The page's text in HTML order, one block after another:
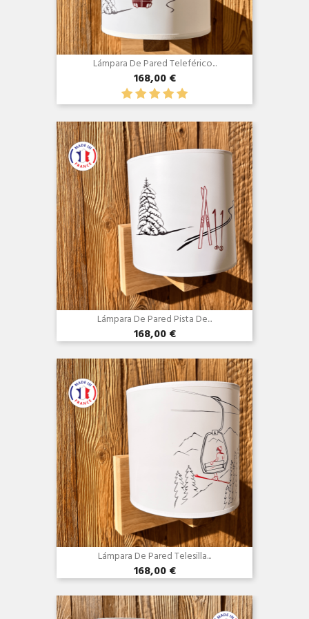
Lámpara De Pared Teleférico...
168,00 €
Vista rápida
Lámpara De Pared Pista De...
168,00 €
Vista rápida
Lámpara De Pared Telesilla...
168,00 €
Vista rápida